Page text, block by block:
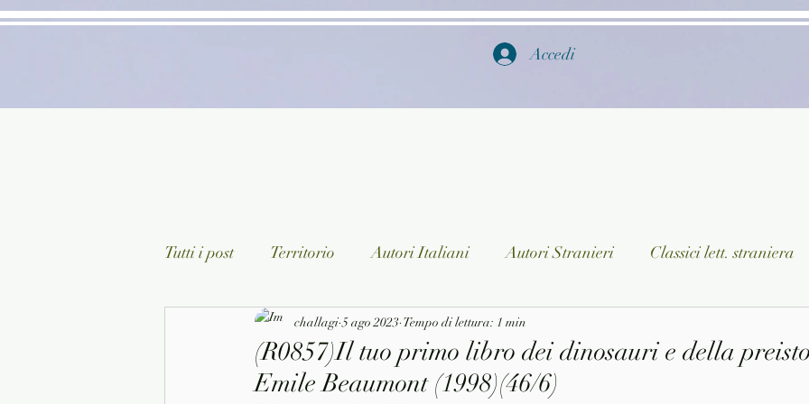
Accedi
Tutti i post Territorio Autori Italiani Autori Stranieri Classici lett. straniera
Classici lett. italiana Saggistica Ragazzi
Arte/Pittura Teatro/Poesia/Musica Collane
(R0857)Il tuo primo libro dei dinosauri e della
Emile Beaumont (1998)(46/6)
challagi 5 ago 2023 Tempo di lettura: 1 min